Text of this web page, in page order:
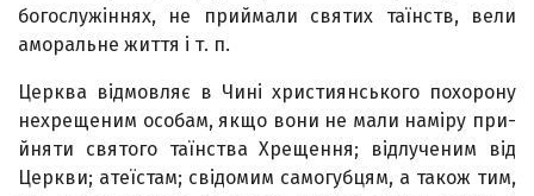
богослужіннях, не при­ймали святих таїнств, вели
аморальне життя і т. п.
Церква відмовляє в Чині християнського похорону
нехрещеним особам, якщо вони не мали наміру при­
йняти святого таїнства Хрещення; відлученим від
Церкви; атеїстам; свідомим самогубцям, а також тим,